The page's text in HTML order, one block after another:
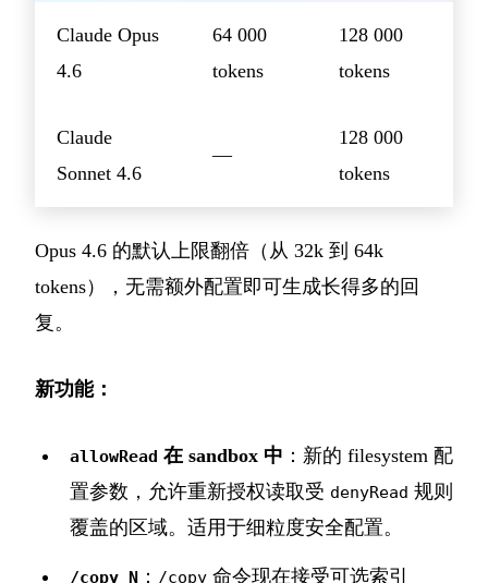
Claude Opus
4.6
64 000
tokens
128 000
tokens
Claude
Sonnet 4.6
—
128 000
tokens
Opus 4.6 的默认上限翻倍（从 32k 到 64k
tokens），无需额外配置即可生成长得多的回
复。
新功能：
allowRead 在 sandbox 中 ：新的 filesystem 配
置参数，允许重新授权读取受 denyRead 规则
覆盖的区域。适用于细粒度安全配置。
/copy N ： /copy 命令现在接受可选索引